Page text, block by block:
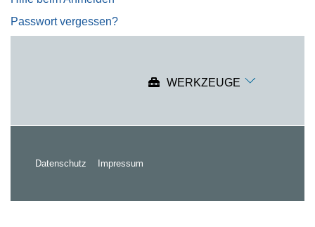
Passwort vergessen?
WERKZEUGE
Datenschutz Impressum